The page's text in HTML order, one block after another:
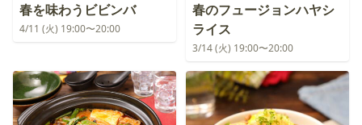
春を味わうビビンバ
4/11 (火) 19:00〜20:00
春のフュージョンハヤシ
ライス
3/14 (火) 19:00〜20:00